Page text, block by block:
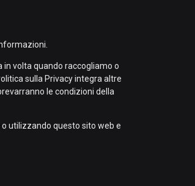
volta quando raccogliamo o
sulla Privacy integra altre
le condizioni della
utilizzando questo sito web e